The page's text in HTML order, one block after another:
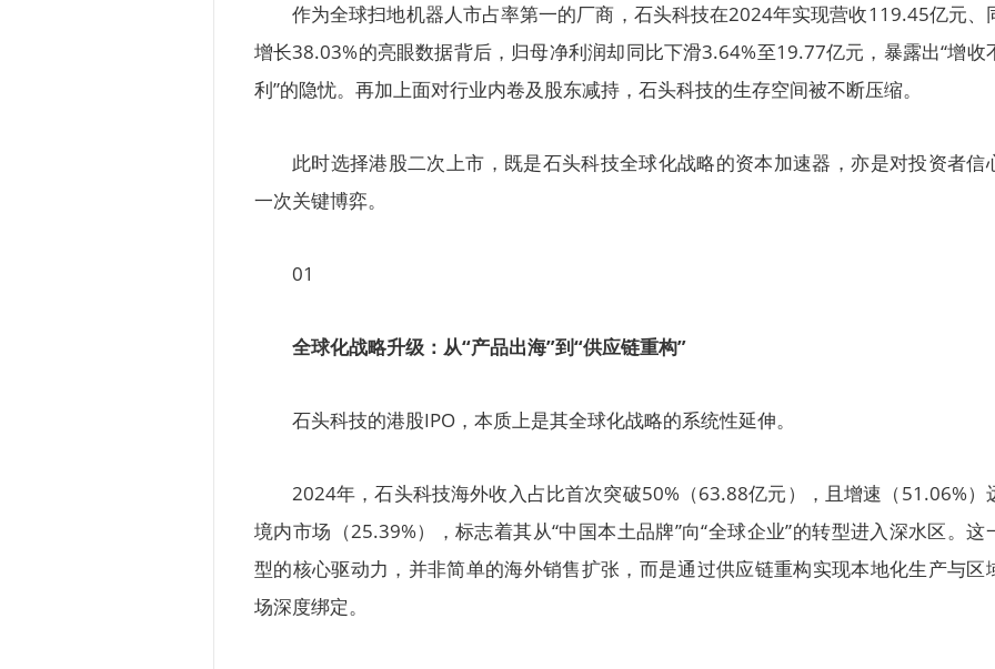
作为全球扫地机器人市占率第一的厂商，石头科技在2024年实现营收119.45亿元、
增长38.03%的亮眼数据背后，归母净利润却同比下滑3.64%至19.77亿元，暴露出“增收
利”的隐忧。再加上面对行业内卷及股东减持，石头科技的生存空间被不断压缩。
此时选择港股二次上市，既是石头科技全球化战略的资本加速器，亦是对投资者信
一次关键博弈。
01
全球化战略升级：从“产品出海”到“供应链重构”
石头科技的港股IPO，本质上是其全球化战略的系统性延伸。
2024年，石头科技海外收入占比首次突破50%（63.88亿元），且增速（51.06%）
境内市场（25.39%），标志着其从“中国本土品牌”向“全球企业”的转型进入深水区。这
型的核心驱动力，并非简单的海外销售扩张，而是通过供应链重构实现本地化生产与区
场深度绑定。